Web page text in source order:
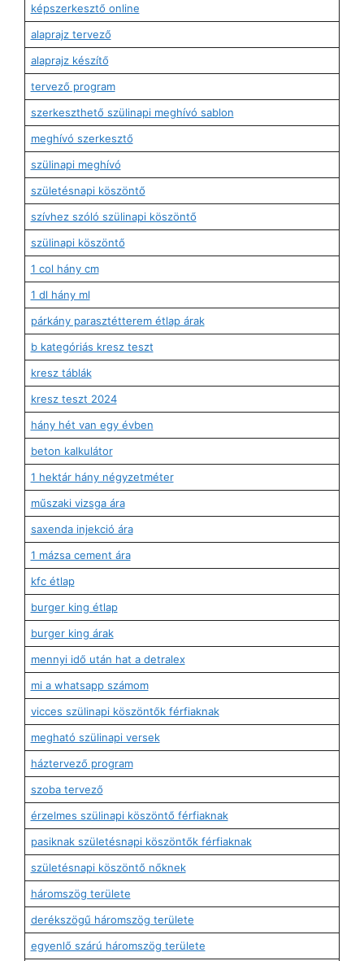
képszerkesztő online
alaprajz tervező
alaprajz készítő
tervező program
szerkeszthető szülinapi meghívó sablon
meghívó szerkesztő
szülinapi meghívó
születésnapi köszöntő
szívhez szóló szülinapi köszöntő
szülinapi köszöntő
1 col hány cm
1 dl hány ml
párkány parasztétterem étlap árak
b kategóriás kresz teszt
kresz táblák
kresz teszt 2024
hány hét van egy évben
beton kalkulátor
1 hektár hány négyzetméter
műszaki vizsga ára
saxenda injekció ára
1 mázsa cement ára
kfc étlap
burger king étlap
burger king árak
mennyi idő után hat a detralex
mi a whatsapp számom
vicces szülinapi köszöntők férfiaknak
megható szülinapi versek
háztervező program
szoba tervező
érzelmes szülinapi köszöntő férfiaknak
pasiknak születésnapi köszöntők férfiaknak
születésnapi köszöntő nőknek
háromszög területe
derékszögű háromszög területe
egyenlő szárú háromszög területe